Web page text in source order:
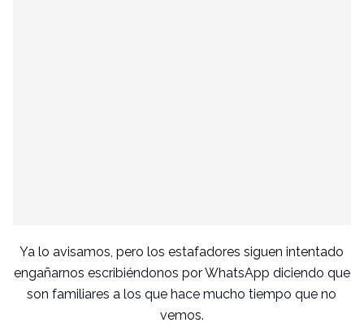
Ya lo avisamos, pero los estafadores siguen intentado
engañarnos escribiéndonos por WhatsApp diciendo que
son familiares a los que hace mucho tiempo que no
vemos.